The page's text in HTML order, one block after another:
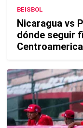
BEISBOL
Nicaragua vs
dónde seguir